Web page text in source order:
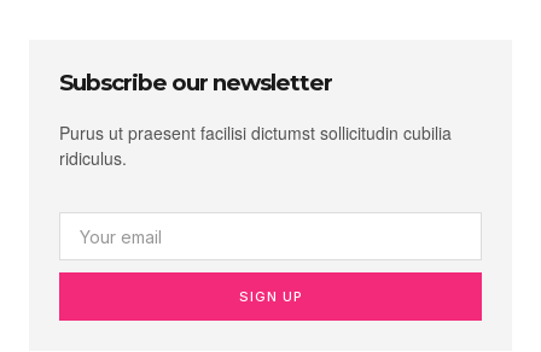
Subscribe our newsletter
Purus ut praesent facilisi dictumst sollicitudin cubilia
ridiculus.
SIGN UP